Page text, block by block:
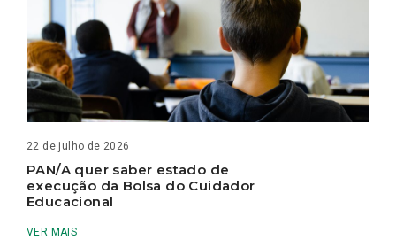
22 de julho de 2026
PAN/A quer saber estado de
execução da Bolsa do Cuidador
Educacional
VER MAIS